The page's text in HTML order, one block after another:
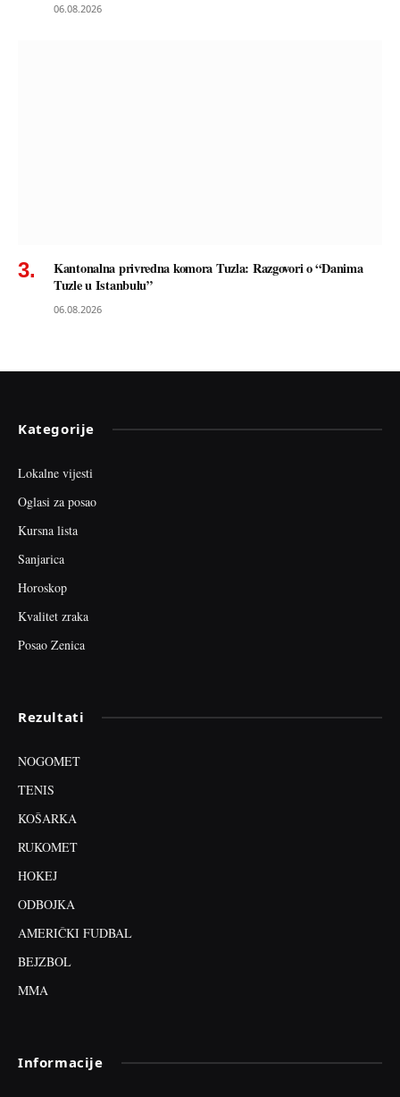
06.08.2026
Kantonalna privredna komora Tuzla: Razgovori o “Danima
Tuzle u Istanbulu”
06.08.2026
Kategorije
Lokalne vijesti
Oglasi za posao
Kursna lista
Sanjarica
Horoskop
Kvalitet zraka
Posao Zenica
Rezultati
NOGOMET
TENIS
KOŠARKA
RUKOMET
HOKEJ
ODBOJKA
AMERIČKI FUDBAL
BEJZBOL
MMA
Informacije